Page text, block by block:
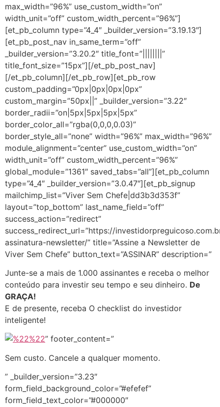
max_width=”96%” use_custom_width=”on”
width_unit=”off” custom_width_percent=”96%”]
[et_pb_column type=”4_4″ _builder_version=”3.19.13″]
[et_pb_post_nav in_same_term=”off”
_builder_version=”3.20.2″ title_font=”||||||||”
title_font_size=”15px”][/et_pb_post_nav]
[/et_pb_column][/et_pb_row][et_pb_row
custom_padding=”0px|0px|0px|0px”
custom_margin=”50px||” _builder_version=”3.22″
border_radii=”on|5px|5px|5px|5px”
border_color_all=”rgba(0,0,0,0.03)”
border_style_all=”none” width=”96%” max_width=”96%”
module_alignment=”center” use_custom_width=”on”
width_unit=”off” custom_width_percent=”96%”
global_module=”1361″ saved_tabs=”all”][et_pb_column
type=”4_4″ _builder_version=”3.0.47″][et_pb_signup
mailchimp_list=”Viver Sem Chefe|dd3b3d353f”
layout=”top_bottom” last_name_field=”off”
success_action=”redirect”
success_redirect_url=”https://
assinatura-newsletter/” title=”Assine a Newsletter de
Viver Sem Chefe” button_text=”ASSINAR” description=”
Junte-se a mais de 1.000 assinantes e receba o melhor
conteúdo para investir seu tempo e seu dinheiro. De
GRAÇA!
E de presente, receba O checklist do investidor
inteligente!
” footer_content=”
Sem custo. Cancele a qualquer momento.
” _builder_version=”3.23″
form_field_background_color=”#efefef”
form_field_text_color=”#000000″